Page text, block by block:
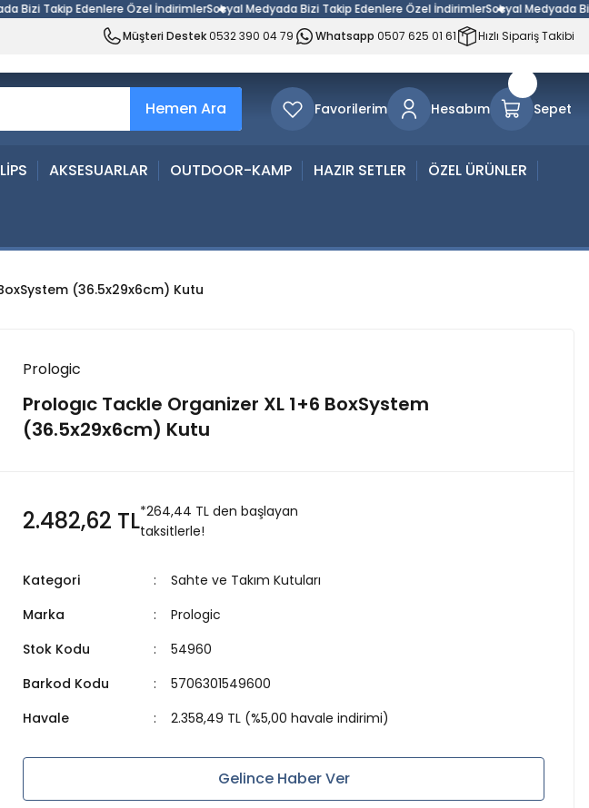
Takip Edenlere Özel İndirimlerSosyal Medyada Bizi Takip Edenlere Özel İndirimlerSosyal Medyada Bizi
Müşteri Destek0532 390 04 79 Whatsapp 0507 625 01 61 Hızlı Sipariş Takibi
Hemen Ara Favorilerim Hesabım Sepet
AKSESUARLAR OUTDOOR-KAMP HAZIR SETLER ÖZEL ÜRÜNLER
(36.5x29x6cm) Kutu
Prologic
Prologıc Tackle Organizer XL 1+6 BoxSystem
(36.5x29x6cm) Kutu
2.482,62 TL*264,44 TL den başlayan
taksitlerle!
Kategori
Sahte ve Takım Kutuları
Marka
Prologic
Stok Kodu
54960
Barkod Kodu
5706301549600
Havale
2.358,49 TL (%5,00 havale indirimi)
Gelince Haber Ver